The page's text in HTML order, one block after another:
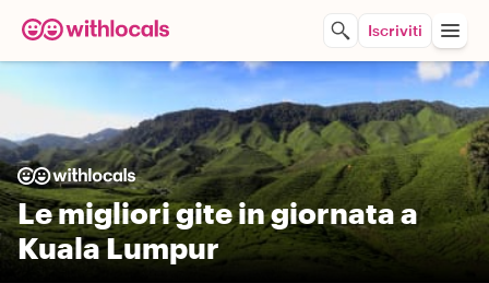
Iscriviti
Le migliori gite in giornata a
Kuala Lumpur